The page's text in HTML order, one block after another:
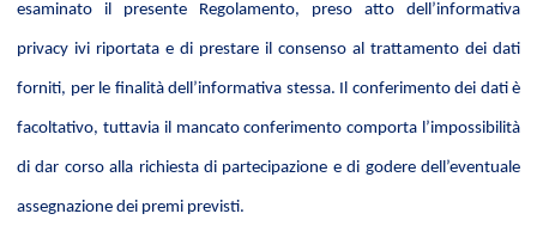
esaminato il presente Regolamento, preso atto dell’informativa
privacy ivi riportata e di prestare il consenso al trattamento dei dati
forniti, per le finalità dell’informativa stessa. Il conferimento dei dati è
facoltativo, tuttavia il mancato conferimento comporta l’impossibilità
di dar corso alla richiesta di partecipazione e di godere dell’eventuale
assegnazione dei premi previsti.